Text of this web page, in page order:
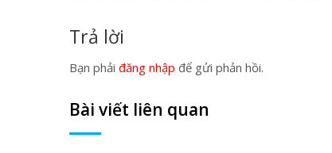
Trả lời
Bạn phải đăng nhập để gửi phản hồi.
Bài viết liên quan